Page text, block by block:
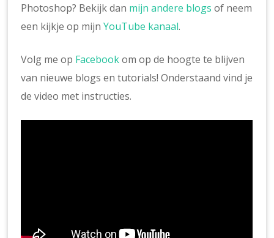
Photoshop? Bekijk dan mijn andere blogs of neem
een kijkje op mijnYouTube kanaal.
Volg me op Facebookom op de hoogte te blijven
van nieuwe blogs en tutorials! Onderstaand vind je
de video met instructies.